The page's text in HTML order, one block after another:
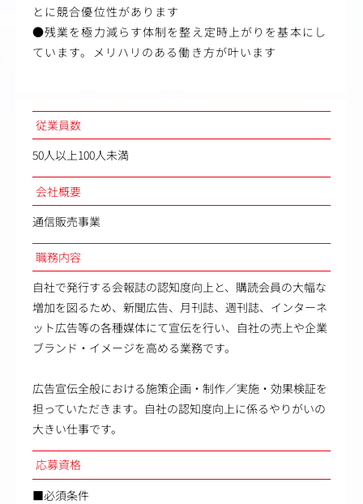
とに競合優位性があります
●残業を極力減らす体制を整え定時上がりを基本にし
ています。メリハリのある働き方が叶います
従業員数
50人以上100人未満
会社概要
通信販売事業
職務内容
自社で発行する会報誌の認知度向上と、購読会員の大幅な
増加を図るため、新聞広告、月刊誌、週刊誌、インターネ
ット広告等の各種媒体にて宣伝を行い、自社の売上や企業
ブランド・イメージを高める業務です。
広告宣伝全般における施策企画・制作／実施・効果検証を
担っていただきます。自社の認知度向上に係るやりがいの
大きい仕事です。
応募資格
■必須条件